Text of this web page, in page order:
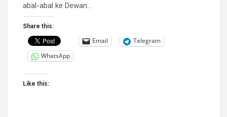
abal-abal ke Dewan…
Share this:
Email
Telegram
WhatsApp
Like this: